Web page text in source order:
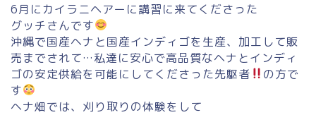
6月にカイラニヘアーに講習に来てくださった
グッチさんです
沖縄で国産ヘナと国産インディゴを生産、加工して販
売までされて…私達に安心で高品質なヘナとインディ
ゴの安定供給を可能にしてくださった先駆者
の方で
す
ヘナ畑では、刈り取りの体験をして